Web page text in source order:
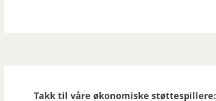
Takk til våre økonomiske støttespillere: